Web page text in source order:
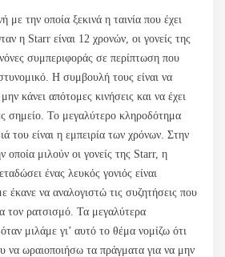
την οποία ξεκινά η ταινία που έχει
η Starr είναι 12 χρονών, οι γονείς της
συμπεριφοράς σε περίπτωση που
Η συμβουλή τους είναι να
κάνει απότομες κινήσεις και να έχει
σημείο. Το μεγαλύτερο κληροδότημα
του είναι η εμπειρία των χρόνων. Στην
οποία μιλούν οι γονείς της Starr, η
ένας λευκός γονιός είναι
έκανε να αναλογιστώ τις συζητήσεις που
τον ρατσισμό. Τα μεγαλύτερα
μιλάμε γι’ αυτό το θέμα νομίζω ότι
να ωραιοποιήσω τα πράγματα για να μην